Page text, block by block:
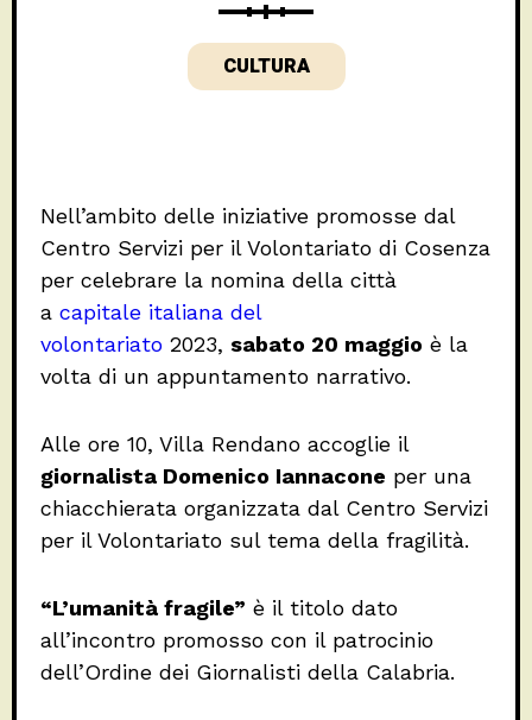
CULTURA
Nell’ambito delle iniziative promosse dal
Centro Servizi per il Volontariato di Cosenza
per celebrare la nomina della città
a capitale italiana del
volontariato 2023, sabato 20 maggio è la
volta di un appuntamento narrativo.
Alle ore 10, Villa Rendano accoglie il
giornalista Domenico Iannacone per una
chiacchierata organizzata dal Centro Servizi
per il Volontariato sul tema della fragilità.
“L’umanità fragile” è il titolo dato
all’incontro promosso con il patrocinio
dell’Ordine dei Giornalisti della Calabria.